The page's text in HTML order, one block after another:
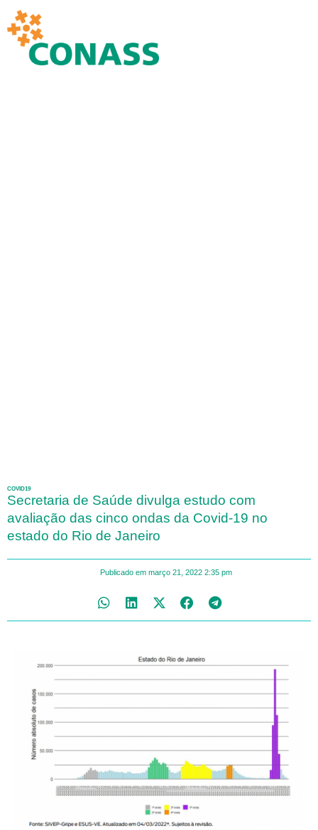
COVID19
Secretaria de Saúde divulga estudo com
avaliação das cinco ondas da Covid-19 no
estado do Rio de Janeiro
Publicado em março 21, 2022 2:35 pm